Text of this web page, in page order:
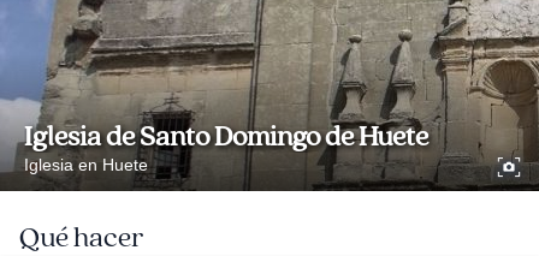
Iglesia de Santo Domingo de Huete
Iglesia en Huete
Qué hacer